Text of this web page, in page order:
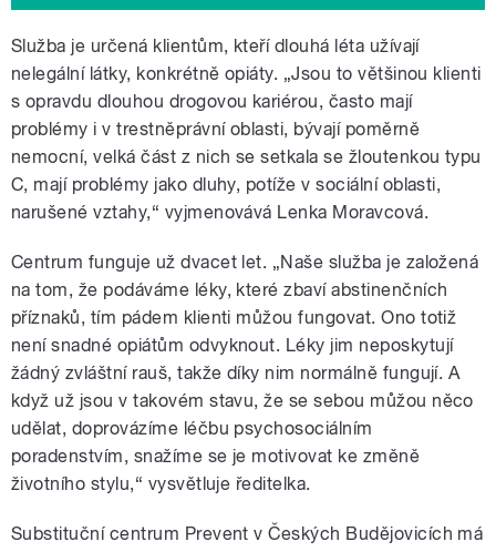
Služba je určená klientům, kteří dlouhá léta užívají
nelegální látky, konkrétně opiáty. „Jsou to většinou klienti
s opravdu dlouhou drogovou kariérou, často mají
problémy i v trestněprávní oblasti, bývají poměrně
nemocní, velká část z nich se setkala se žloutenkou typu
C, mají problémy jako dluhy, potíže v sociální oblasti,
narušené vztahy,“ vyjmenovává Lenka Moravcová.
Centrum funguje už dvacet let. „Naše služba je založená
na tom, že podáváme léky, které zbaví abstinenčních
příznaků, tím pádem klienti můžou fungovat. Ono totiž
není snadné opiátům odvyknout. Léky jim neposkytují
žádný zvláštní rauš, takže díky nim normálně fungují. A
když už jsou v takovém stavu, že se sebou můžou něco
udělat, doprovázíme léčbu psychosociálním
poradenstvím, snažíme se je motivovat ke změně
životního stylu,“ vysvětluje ředitelka.
Substituční centrum Prevent v Českých Budějovicích má